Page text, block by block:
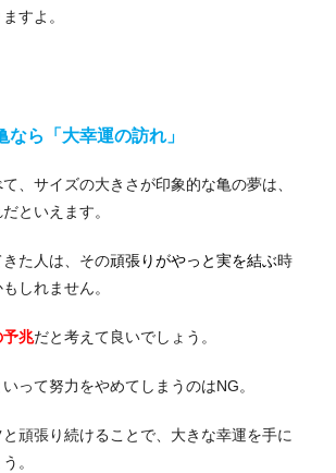
すよ。
なら「大幸運の訪れ」
、サイズの大きさが印象的な亀の夢は、
といえます。
た人は、その頑張りがやっと実を結ぶ時
しれません。
予兆だと考えて良いでしょう。
って努力をやめてしまうのはNG。
頑張り続けることで、大きな幸運を手に
。